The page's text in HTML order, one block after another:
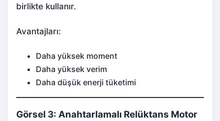
birlikte kullanır.
Avantajları:
Daha yüksek moment
Daha yüksek verim
Daha düşük enerji tüketimi
Görsel 3: Anahtarlamalı Relüktans Motor